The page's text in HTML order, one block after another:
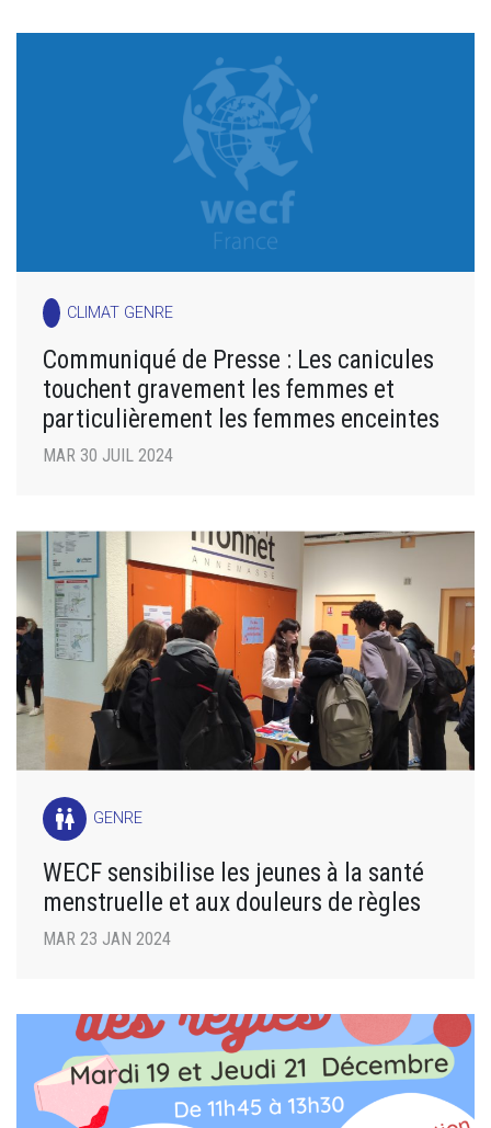
CLIMAT GENRE
Communiqué de Presse : Les canicules
touchent gravement les femmes et
particulièrement les femmes enceintes
MAR 30 JUIL 2024
wc GENRE
WECF sensibilise les jeunes à la santé
menstruelle et aux douleurs de règles
MAR 23 JAN 2024